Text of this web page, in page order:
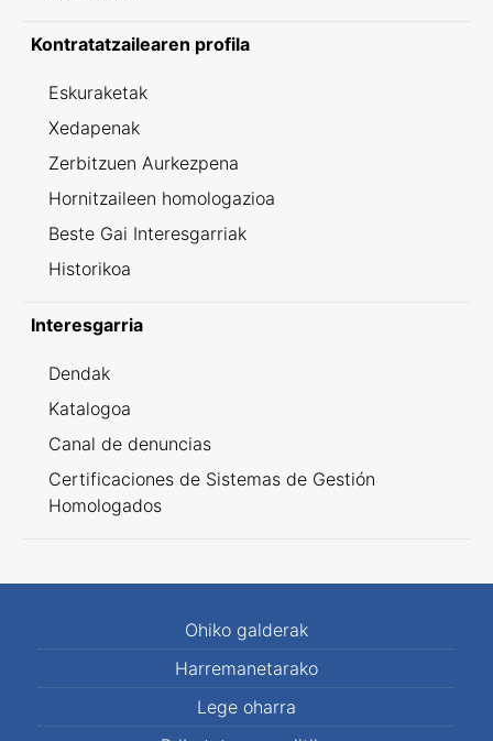
Kontratatzailearen profila
Eskuraketak
Xedapenak
Zerbitzuen Aurkezpena
Hornitzaileen homologazioa
Beste Gai Interesgarriak
Historikoa
Interesgarria
Dendak
Katalogoa
Canal de denuncias
Certificaciones de Sistemas de Gestión
Homologados
Ohiko galderak
Harremanetarako
Lege oharra